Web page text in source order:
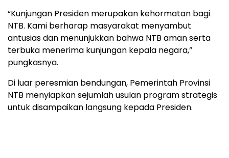
“Kunjungan Presiden merupakan kehormatan bagi
NTB. Kami berharap masyarakat menyambut
antusias dan menunjukkan bahwa NTB aman serta
terbuka menerima kunjungan kepala negara,”
pungkasnya.
Di luar peresmian bendungan, Pemerintah Provinsi
NTB menyiapkan sejumlah usulan program strategis
untuk disampaikan langsung kepada Presiden.